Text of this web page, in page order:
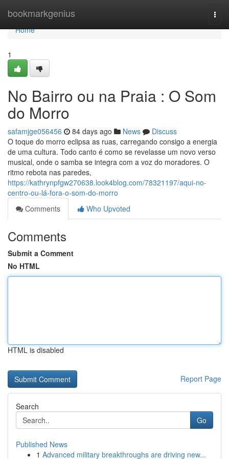
bookmarkgenius
Home
Home
1
No Bairro ou na Praia : O Som
do Morro
safamjge056456 84 days ago News
Discuss
O toque do morro eclipsa as ruas, carregando consigo a energia
de uma cultura. Todo canto é como se revelasse um novo verso
musical, onde o samba se integra com a voz do moradores. O
ritmo rebota nas paredes,
https://kathrynpfgw270638.look4blog.com/78321197/aqui-no-
centro-ou-lá-fora-o-som-do-morro
Comments
Who Upvoted
Comments
Submit a Comment
No HTML
HTML is disabled
Report Page
Search
Go
Published News
1 Advanced military breakthroughs are driving new...